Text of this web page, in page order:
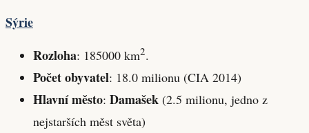
Sýrie
Rozloha: 185000 km2.
Počet obyvatel: 18.0 milionu (CIA 2014)
Hlavní město: Damašek (2.5 milionu, jedno z
nejstarších měst světa)